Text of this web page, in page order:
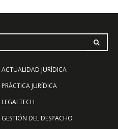
ACTUALIDAD JURÍDICA
PRÁCTICA JURÍDICA
LEGALTECH
GESTIÓN DEL DESPACHO